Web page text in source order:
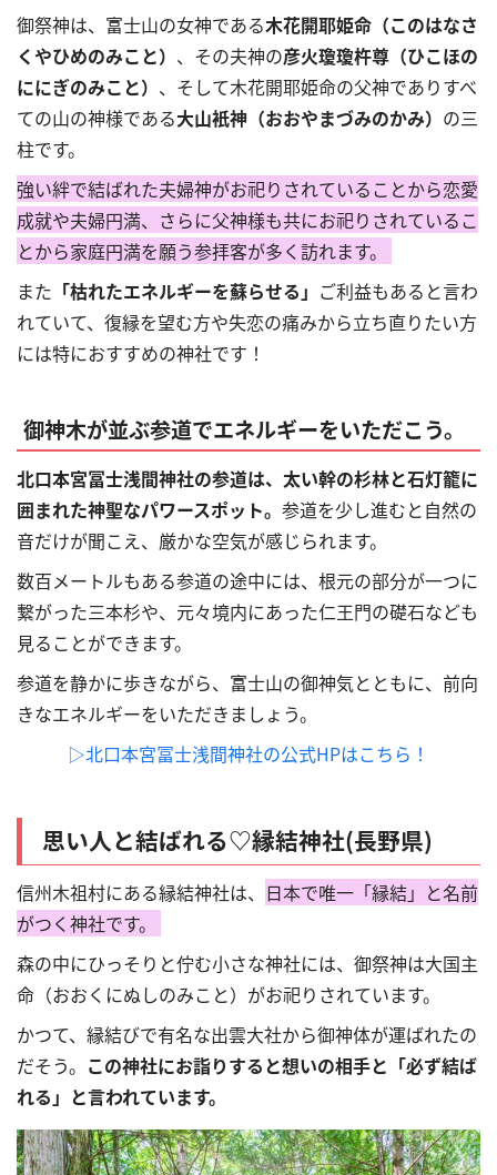
御祭神は、富士山の女神である木花開耶姫命（このはなさ
くやひめのみこと） 、その夫神の彦火瓊瓊杵尊（ひこほの
ににぎのみこと） 、そして木花開耶姫命の父神でありすべ
ての山の神様である大山衹神（おおやまづみのかみ） の三
柱です。
強い絆で結ばれた夫婦神がお祀りされていることから恋愛
成就や夫婦円満、さらに父神様も共にお祀りされているこ
とから家庭円満を願う参拝客が多く訪れます。
また 「枯れたエネルギーを蘇らせる」 ご利益もあると言わ
れていて、復縁を望む方や失恋の痛みから立ち直りたい方
には特におすすめの神社です！
御神木が並ぶ参道でエネルギーをいただこう。
北口本宮冨士浅間神社の参道は、太い幹の杉林と石灯籠に
囲まれた神聖なパワースポット。 参道を少し進むと自然の
音だけが聞こえ、厳かな空気が感じられます。
数百メートルもある参道の途中には、根元の部分が一つに
繋がった三本杉や、元々境内にあった仁王門の礎石なども
見ることができます。
参道を静かに歩きながら、富士山の御神気とともに、前向
きなエネルギーをいただきましょう。
▷北口本宮冨士浅間神社の公式HPはこちら！
思い人と結ばれる♡縁結神社(長野県)
信州木祖村にある縁結神社は、 日本で唯一「縁結」と名前
がつく神社です。
森の中にひっそりと佇む小さな神社には、御祭神は大国主
命（おおくにぬしのみこと）がお祀りされています。
かつて、縁結びで有名な出雲大社から御神体が運ばれたの
だそう。 この神社にお詣りすると想いの相手と「必ず結ば
れる」と言われています。